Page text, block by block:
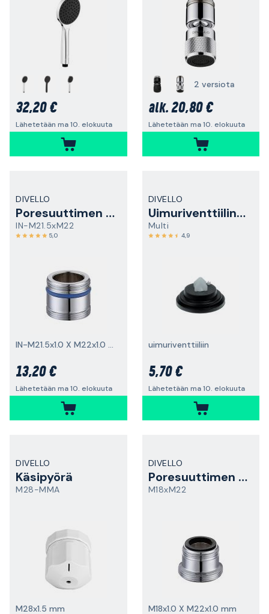
32,20 €
Lähetetään ma 10. elokuuta
2 versiota
alk. 20,80 €
Lähetetään ma 10. elokuuta
DIVELLO
Poresuuttimen sovitin
IN-M21.5xM22
5,0
IN-M21.5x1.0 X M22x1.0 mm
13,20 €
Lähetetään ma 10. elokuuta
DIVELLO
Uimuriventtiilin kalvo
Multi
4,9
uimuriventtiiliin
5,70 €
Lähetetään ma 10. elokuuta
DIVELLO
Käsipyörä
M28-MMA
M28x1.5 mm
DIVELLO
Poresuuttimen sovitin
M18xM22
M18x1.0 X M22x1.0 mm